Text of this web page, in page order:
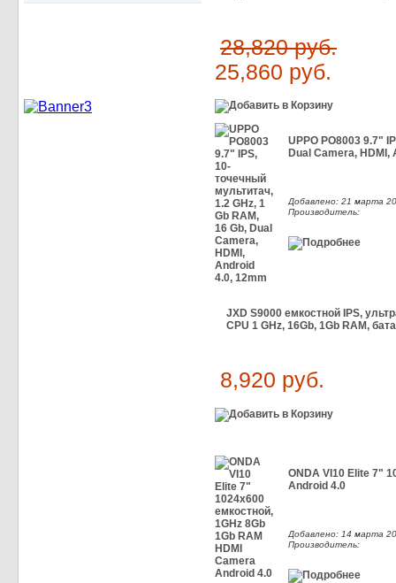
28,820 руб.
25,860 руб.
UPPO PO8003 9.7"
Dual Camera, HDMI,
Добавлено: 21 марта
Производитель:
JXD S9000 емкостной IPS,
CPU 1 GHz, 16Gb, 1Gb RAM,
8,920 руб.
ONDA VI10 Elite 7"
Android 4.0
Добавлено: 14 марта
Производитель: